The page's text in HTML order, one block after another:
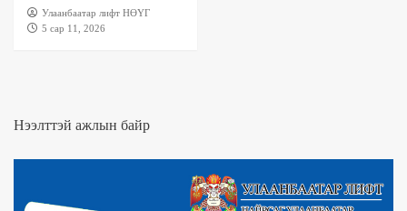
Улаанбаатар лифт НӨҮГ
5 сар 11, 2026
Нээлттэй ажлын байр